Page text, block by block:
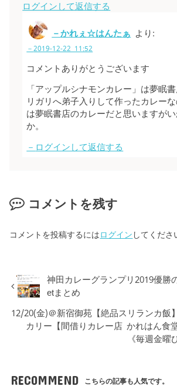
ログインして返信する
かれぇ☆はんたぁ より:
2019-12-22 11:52
コメントありがとうございます
「アップルシナモンカレー」は夢眠
リガリへ弟子入りして作ったカレー
は夢眠書店のカレーだと思いますが
か。
ログインして返信する
コメントを残す
コメントを投稿するにはログイン してくださ
神田カレーグランプリ2019優勝
etまとめ
12/20(金)＠新宿御苑【絶品スリランカ飯
カリー【間借りカレー店 かれはん食
《毎週金曜
RECOMMEND こちらの記事も人気です。